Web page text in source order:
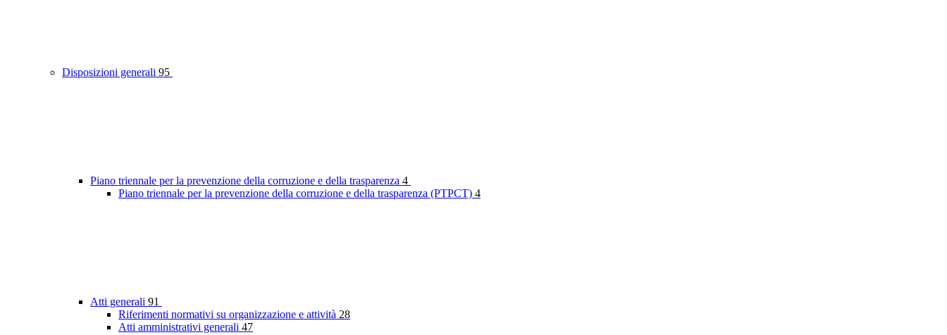
Disposizioni generali 95
Piano triennale per la prevenzione della corruzione e della trasparenza 4
Piano triennale per la prevenzione della corruzione e della trasparenza (PTPCT) 4
Atti generali 91
Riferimenti normativi su organizzazione e attività 28
Atti amministrativi generali 47